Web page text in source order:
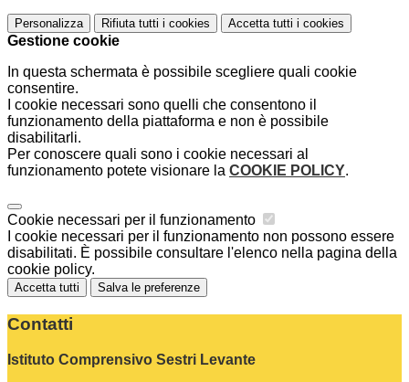
Personalizza Rifiuta tutti i cookies Accetta tutti i cookies
Gestione cookie
In questa schermata è possibile scegliere quali cookie
consentire.
I cookie necessari sono quelli che consentono il
funzionamento della piattaforma e non è possibile
disabilitarli.
Per conoscere quali sono i cookie necessari al
funzionamento potete visionare la COOKIE POLICY.
Cookie necessari per il funzionamento
I cookie necessari per il funzionamento non possono essere
disabilitati. È possibile consultare l'elenco nella pagina della
cookie policy.
Accetta tutti Salva le preferenze
Contatti
Istituto Comprensivo Sestri Levante